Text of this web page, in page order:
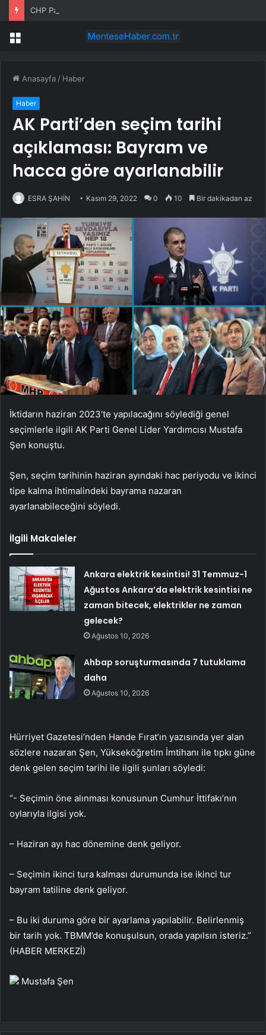
CHP Parti Meclisi’nin 56 kişi ile toplanması bekleniyor
Menü
Anasayfa / Haber
Haber
AK Parti’den seçim tarihi
açıklaması: Bayram ve
hacca göre ayarlanabilir
ESRA ŞAHİN Kasım 29, 2022 0 10 Bir dakikadan az
İktidarın haziran 2023’te yapılacağını söylediği genel
seçimlerle ilgili AK Parti Genel Lider Yardımcısı Mustafa
Şen konuştu.
Şen, seçim tarihinin haziran ayındaki hac periyodu ve ikinci
tipe kalma ihtimalindeki bayrama nazaran
ayarlanabileceğini söyledi.
İlgili Makaleler
Ankara elektrik kesintisi! 31 Temmuz-1
Ağustos Ankara’da elektrik kesintisi ne
zaman bitecek, elektrikler ne zaman
gelecek?
Ağustos 10, 2026
Ahbap soruşturmasında 7 tutuklama
daha
Ağustos 10, 2026
Hürriyet Gazetesi’nden Hande Fırat’ın yazısında yer alan
sözlere nazaran Şen, Yükseköğretim İmtihanı ile tıpkı güne
denk gelen seçim tarihi ile ilgili şunları söyledi:
“- Seçimin öne alınması konusunun Cumhur İttifakı’nın
oylarıyla ilgisi yok.
– Haziran ayı hac dönemine denk geliyor.
– Seçimin ikinci tura kalması durumunda ise ikinci tur
bayram tatiline denk geliyor.
– Bu iki duruma göre bir ayarlama yapılabilir. Belirlenmiş
bir tarih yok. TBMM’de konuşulsun, orada yapılsın isteriz.”
(HABER MERKEZİ)
Mustafa Şen